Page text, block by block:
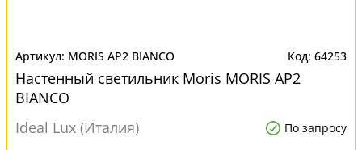
MORIS AP2 BIANCO 64253
Настенный светильник Moris MORIS AP2
BIANCO
Ideal Lux (Италия)
По запросу